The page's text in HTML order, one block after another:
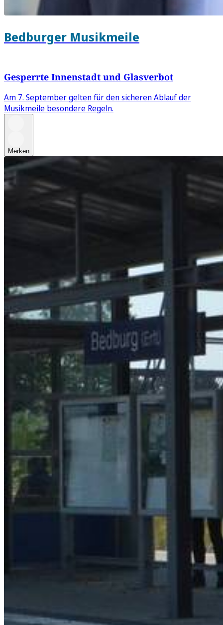
Bedburger Musikmeile
Gesperrte Innenstadt und Glasverbot
Am 7. September gelten für den sicheren Ablauf der
Musikmeile besondere Regeln.
Merken